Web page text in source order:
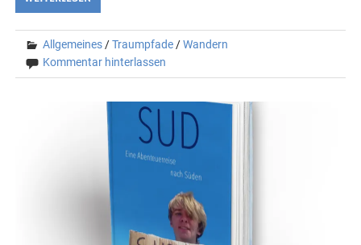
Allgemeines /Traumpfade /Wandern
Kommentar hinterlassen